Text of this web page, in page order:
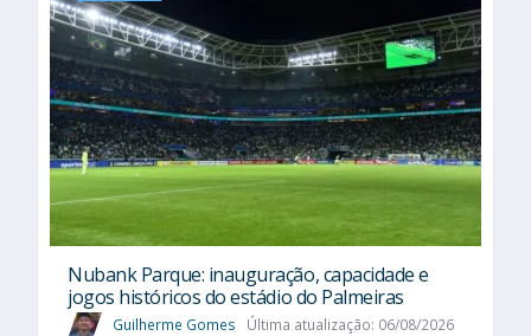
Nubank Parque: inauguração, capacidade e
jogos históricos do estádio do Palmeiras
Guilherme Gomes Última atualização: 06/08/2026